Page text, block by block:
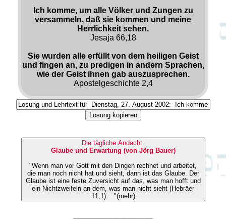
Ich komme, um alle Völker und Zungen zu
versammeln, daß sie kommen und meine
Herrlichkeit sehen.
Jesaja 66,18
Sie wurden alle erfüllt von dem heiligen Geist
und fingen an, zu predigen in andern Sprachen,
wie der Geist ihnen gab auszusprechen.
Apostelgeschichte 2,4
Losung kopieren
Die tägliche Andacht
Glaube und Erwartung (von Jörg Bauer)
"Wenn man vor Gott mit den Dingen rechnet und arbeitet,
die man noch nicht hat und sieht, dann ist das Glaube. Der
Glaube ist eine feste Zuversicht auf das, was man hofft und
ein Nichtzweifeln an dem, was man nicht sieht (Hebräer
11,1) ..."(mehr)